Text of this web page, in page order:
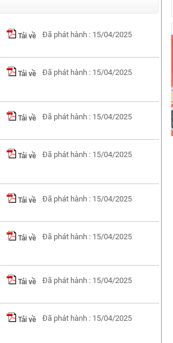
Tải về Đã phát hành : 15/04/2025
Tải về Đã phát hành : 15/04/2025
Tải về Đã phát hành : 15/04/2025
Tải về Đã phát hành : 15/04/2025
Tải về Đã phát hành : 15/04/2025
Tải về Đã phát hành : 15/04/2025
Tải về Đã phát hành : 15/04/2025
Tải về Đã phát hành : 15/04/2025